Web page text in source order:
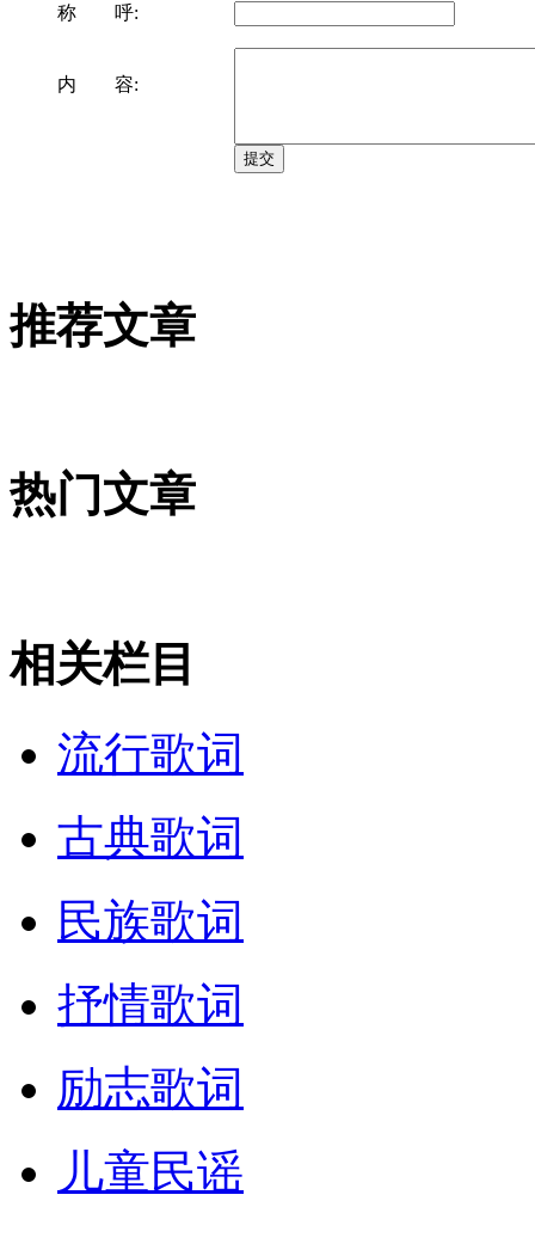
称 呼:
内 容:
推荐文章
热门文章
相关栏目
流行歌词
古典歌词
民族歌词
抒情歌词
励志歌词
儿童民谣